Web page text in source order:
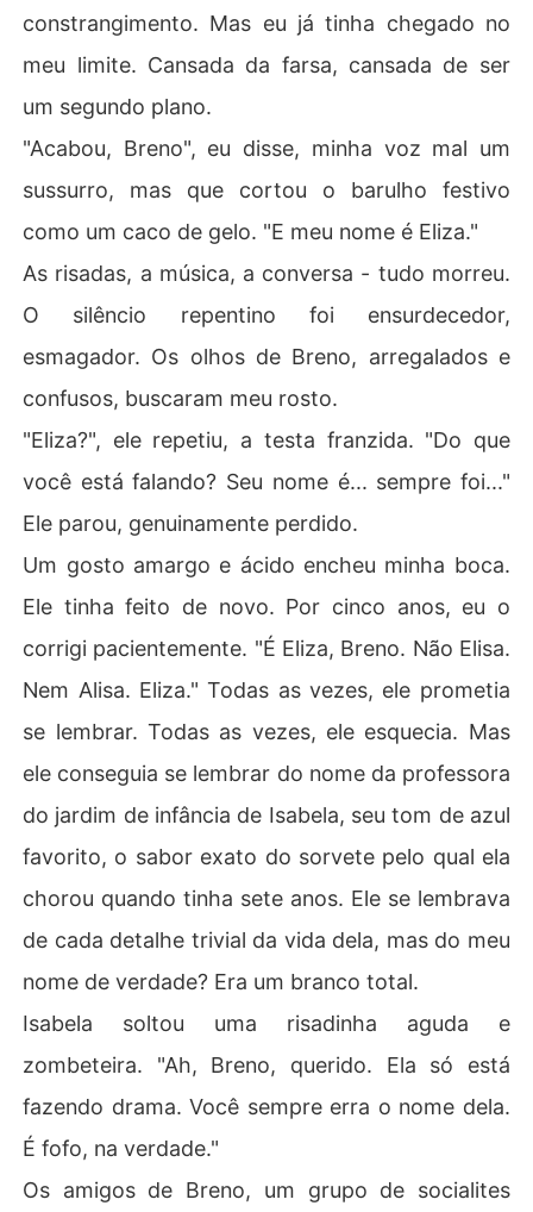
constrangimento. Mas eu já tinha chegado no
meu limite. Cansada da farsa, cansada de ser
um segundo plano.
"Acabou, Breno", eu disse, minha voz mal um
sussurro, mas que cortou o barulho festivo
como um caco de gelo. "E meu nome é Eliza."
As risadas, a música, a conversa - tudo morreu.
O silêncio repentino foi ensurdecedor,
esmagador. Os olhos de Breno, arregalados e
confusos, buscaram meu rosto.
"Eliza?", ele repetiu, a testa franzida. "Do que
você está falando? Seu nome é... sempre foi..."
Ele parou, genuinamente perdido.
Um gosto amargo e ácido encheu minha boca.
Ele tinha feito de novo. Por cinco anos, eu o
corrigi pacientemente. "É Eliza, Breno. Não Elisa.
Nem Alisa. Eliza." Todas as vezes, ele prometia
se lembrar. Todas as vezes, ele esquecia. Mas
ele conseguia se lembrar do nome da professora
do jardim de infância de Isabela, seu tom de azul
favorito, o sabor exato do sorvete pelo qual ela
chorou quando tinha sete anos. Ele se lembrava
de cada detalhe trivial da vida dela, mas do meu
nome de verdade? Era um branco total.
Isabela soltou uma risadinha aguda e
zombeteira. "Ah, Breno, querido. Ela só está
fazendo drama. Você sempre erra o nome dela.
É fofo, na verdade."
Os amigos de Breno, um grupo de socialites